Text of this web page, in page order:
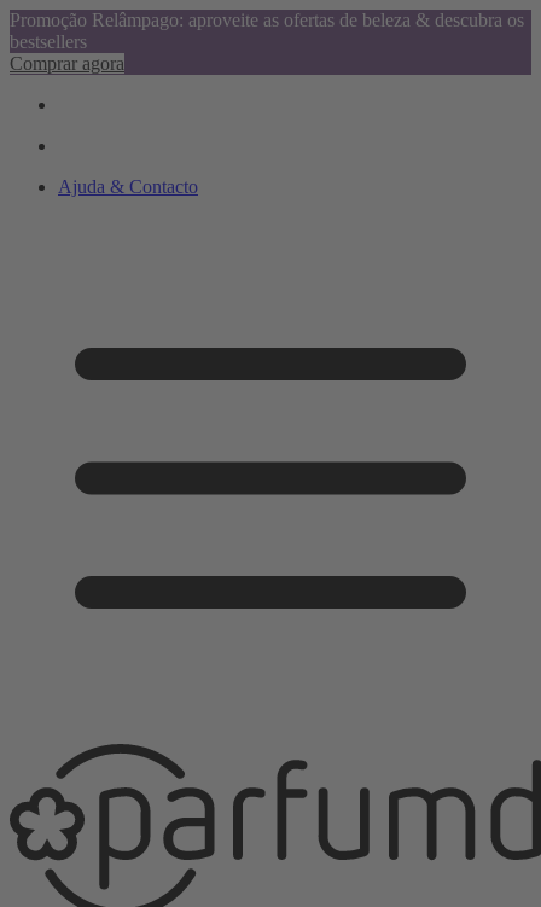
Promoção Relâmpago: aproveite as ofertas de beleza & descubra os
bestsellers
Comprar agora
Ajuda & Contacto